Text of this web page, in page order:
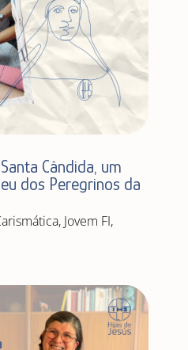
Cândida, um
dos Peregrinos da
, Jovem FI,